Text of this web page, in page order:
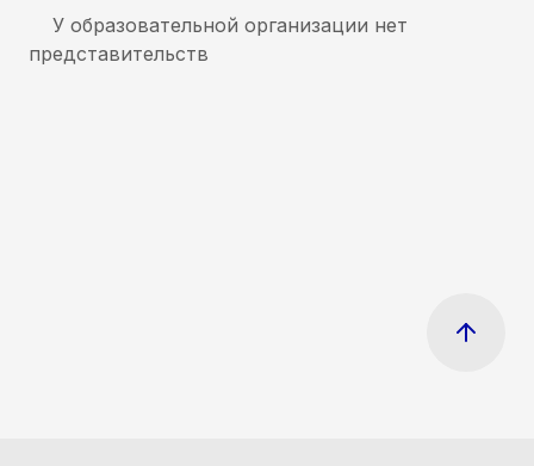
У образовательной организации нет
представительств